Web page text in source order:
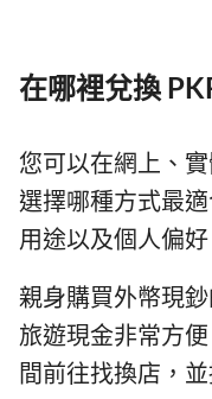
在哪裡兌換
您可以在網上、
選擇哪種方式最
用途以及個人偏好
親身購買外幣現
旅遊現金非常方
間前往找換店，